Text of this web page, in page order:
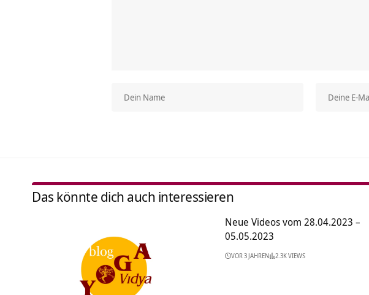
Das könnte dich auch interessieren
Neue Videos vom 28.04.2023 –
05.05.2023
VOR 3 JAHREN 2.3K VIEWS